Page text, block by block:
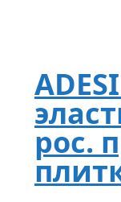
рос.